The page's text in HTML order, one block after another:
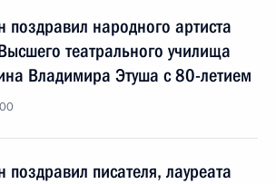
поздравил народного артиста
театрального училища
Владимира Этуша с 80-летием
поздравил писателя, лауреата